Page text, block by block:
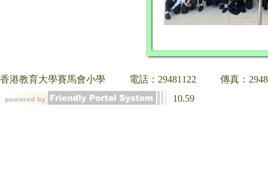
香港教育大學賽馬會小學 電話：29481122
傳真：
10.59